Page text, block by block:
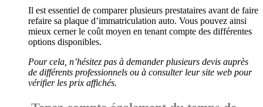
Il est essentiel de comparer plusieurs prestataires avant de faire
refaire sa plaque d’immatriculation auto. Vous pouvez ainsi
mieux cerner le coût moyen en tenant compte des différentes
options disponibles.
Pour cela, n’hésitez pas à demander plusieurs devis auprès
de différents professionnels ou à consulter leur site web pour
vérifier les prix affichés.